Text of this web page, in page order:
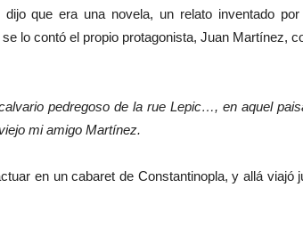
que era una novela, un relato inventado
lo contó el propio protagonista, Juan Martínez,
pedregoso de la rue Lepic…, en aquel
mi amigo Martínez.
en un cabaret de Constantinopla, y allá viajó